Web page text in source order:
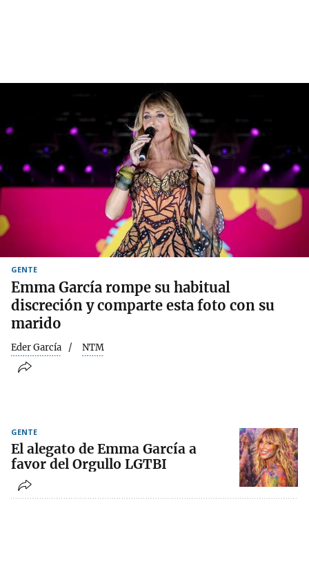
GENTE
Emma García rompe su habitual
discreción y comparte esta foto con su
marido
Eder García NTM
GENTE
El alegato de Emma García a
favor del Orgullo LGTBI